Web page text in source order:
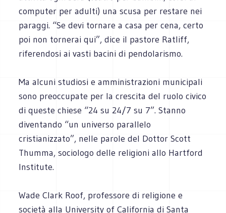
computer per adulti) una scusa per restare nei
paraggi. “Se devi tornare a casa per cena, certo
poi non tornerai qui”, dice il pastore Ratliff,
riferendosi ai vasti bacini di pendolarismo.
Ma alcuni studiosi e amministrazioni municipali
sono preoccupate per la crescita del ruolo civico
di queste chiese “24 su 24/7 su 7”. Stanno
diventando “un universo parallelo
cristianizzato”, nelle parole del Dottor Scott
Thumma, sociologo delle religioni allo Hartford
Institute.
Wade Clark Roof, professore di religione e
società alla University of California di Santa